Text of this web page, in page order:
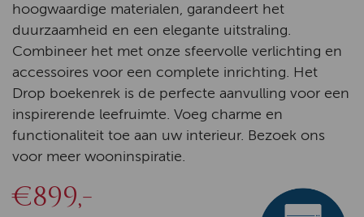
hoogwaardige materialen, garandeert het
duurzaamheid en een elegante uitstraling.
Combineer het met onze sfeervolle verlichting en
accessoires voor een complete inrichting. Het
Drop boekenrek is de perfecte aanvulling voor een
inspirerende leefruimte. Voeg charme en
functionaliteit toe aan uw interieur. Bezoek ons
voor meer wooninspiratie.
€899,-